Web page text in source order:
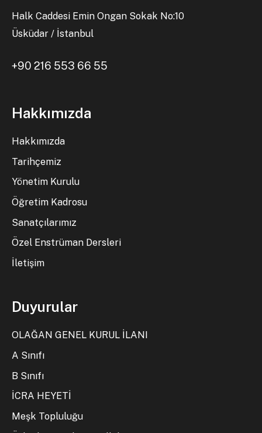
Halk Caddesi Emin Ongan Sokak No:10
Üsküdar / İstanbul
+90 216 553 66 55
Hakkımızda
Hakkımızda
Tarihçemiz
Yönetim Kurulu
Öğretim Kadrosu
Sanatçılarımız
Özel Enstrüman Dersleri
İletişim
Duyurular
OLAĞAN GENEL KURUL İLANI
A Sınıfı
B Sınıfı
İCRA HEYETİ
Meşk Topluluğu